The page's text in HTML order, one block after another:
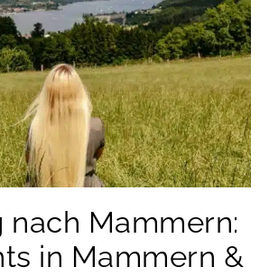
Mammern:
in Mammern &